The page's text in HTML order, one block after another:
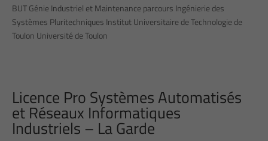
BUT Génie Industriel et Maintenance parcours Ingénierie des
Systèmes Pluritechniques Institut Universitaire de Technologie de
Toulon Université de Toulon
Licence Pro Systèmes Automatisés
et Réseaux Informatiques
Industriels – La Garde